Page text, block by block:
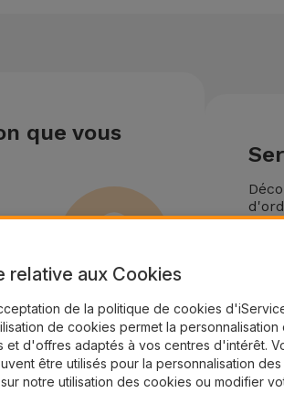
que vous
relative aux Cookies
de la politique de cookies
de cookies permet la
et d'offres adaptés à vos centres d'intérêt.
être utilisés pour la personnalisation
notre utilisation des cookies ou modifier